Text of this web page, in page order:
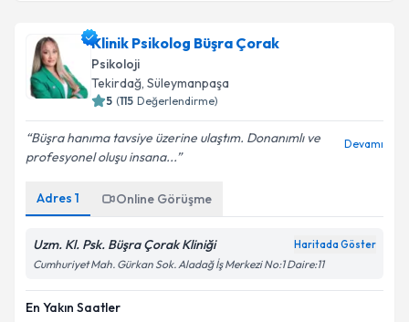
Klinik Psikolog Büşra Çorak
Psikoloji
Tekirdağ, Süleymanpaşa
5 (115 Değerlendirme)
Büşra hanıma tavsiye üzerine ulaştım. Donanımlı ve
profesyonel oluşu insana...
Devamı
Adres 1 Online Görüşme
Uzm. Kl. Psk. Büşra Çorak Kliniği Haritada Göster
Cumhuriyet Mah. Gürkan Sok. Aladağ İş Merkezi No:1 Daire:11
En Yakın Saatler